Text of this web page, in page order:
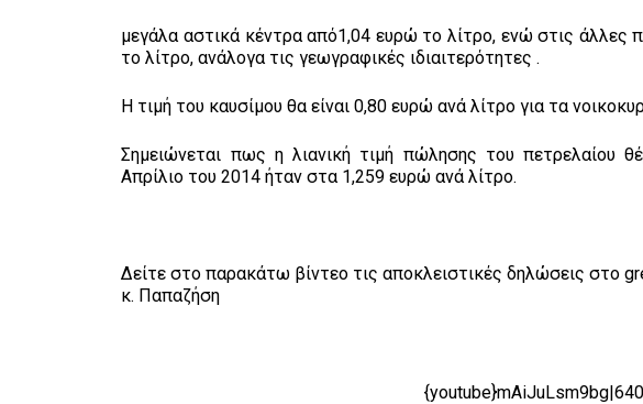
μεγάλα αστικά κέντρα από1,04 ευρώ το λίτρο, ενώ στις άλλες
το λίτρο, ανάλογα τις γεωγραφικές ιδιαιτερότητες .
Η τιμή του καυσίμου θα είναι 0,80 ευρώ ανά λίτρο για τα
Σημειώνεται πως η λιανική τιμή πώλησης του πετρελαίου
Απρίλιο του 2014 ήταν στα 1,259 ευρώ ανά λίτρο.
Δείτε στο παρακάτω βίντεο τις αποκλειστικές δηλώσεις στο
κ. Παπαζήση